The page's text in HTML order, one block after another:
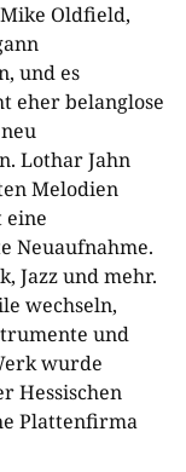
Oldfield,
und es
eher belanglose
Lothar Jahn
Melodien
eine
Neuaufnahme.
Jazz und mehr.
wechseln,
und
wurde
Hessischen
Plattenfirma